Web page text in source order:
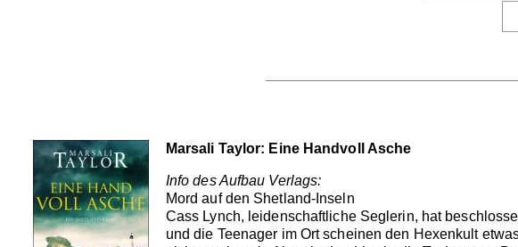
Marsali Taylor: Eine Handvoll Asche
Info des Aufbau Verlags:
Mord auf den Shetland-Inseln
Cass Lynch, leidenschaftliche Seglerin, hat
und die Teenager im Ort scheinen den Hexenkult